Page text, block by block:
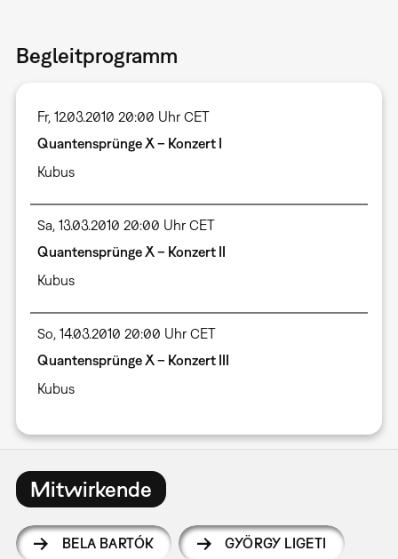
Begleitprogramm
Fr, 12.03.2010 20:00 Uhr CET
Quantensprünge X – Konzert I
Kubus
Sa, 13.03.2010 20:00 Uhr CET
Quantensprünge X – Konzert II
Kubus
So, 14.03.2010 20:00 Uhr CET
Quantensprünge X – Konzert III
Kubus
Mitwirkende
BELA BARTÓK GYÖRGY LIGETI